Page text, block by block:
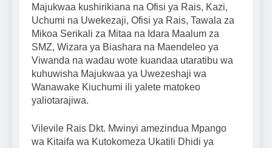
Majukwaa kushirikiana na Ofisi ya Rais, Kazi,
Uchumi na Uwekezaji, Ofisi ya Rais, Tawala za
Mikoa Serikali za Mitaa na Idara Maalum za
SMZ, Wizara ya Biashara na Maendeleo ya
Viwanda na wadau wote kuandaa utaratibu wa
kuhuwisha Majukwaa ya Uwezeshaji wa
Wanawake Kiuchumi ili yalete matokeo
yaliotarajiwa.
Vilevile Rais Dkt. Mwinyi amezindua Mpango
wa Kitaifa wa Kutokomeza Ukatili Dhidi ya